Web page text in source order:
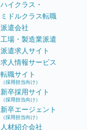
ハイクラス・
ミドルクラス転職
派遣会社
工場・製造業派遣
派遣求人サイト
求人情報サービス
転職サイト
（採用担当向け）
新卒採用サイト
（採用担当向け）
新卒エージェント
（採用担当向け）
人材紹介会社